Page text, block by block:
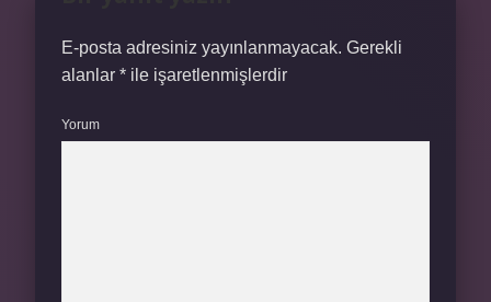
E-posta adresiniz yayınlanmayacak. Gerekli
alanlar * ile işaretlenmişlerdir
Yorum